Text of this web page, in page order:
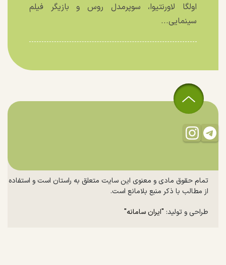
اولگا لاورنتیوا، سوپرمدل روس و بازیگر فیلم
سینمایی...
تمام حقوق مادی و معنوی این سایت متعلق به راستان است و استفاده
از مطالب با ذکر منبع بلامانع است.
طراحی و تولید: "ایران سامانه"